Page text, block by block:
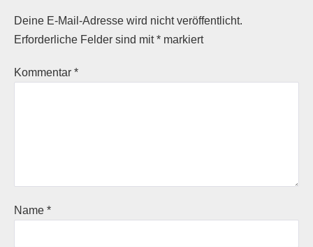
Deine E-Mail-Adresse wird nicht veröffentlicht.
Erforderliche Felder sind mit* markiert
Kommentar *
Name *